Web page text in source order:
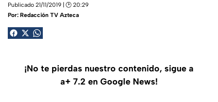
Publicado 21/11/2019 | 🕑 20:29
Por: Redacción TV Azteca
¡No te pierdas nuestro contenido, sigue a
a+ 7.2 en Google News!